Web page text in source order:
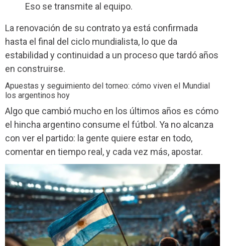
Eso se transmite al equipo.
La renovación de su contrato ya está confirmada
hasta el final del ciclo mundialista, lo que da
estabilidad y continuidad a un proceso que tardó años
en construirse.
Apuestas y seguimiento del torneo: cómo viven el Mundial
los argentinos hoy
Algo que cambió mucho en los últimos años es cómo
el hincha argentino consume el fútbol. Ya no alcanza
con ver el partido: la gente quiere estar en todo,
comentar en tiempo real, y cada vez más, apostar.